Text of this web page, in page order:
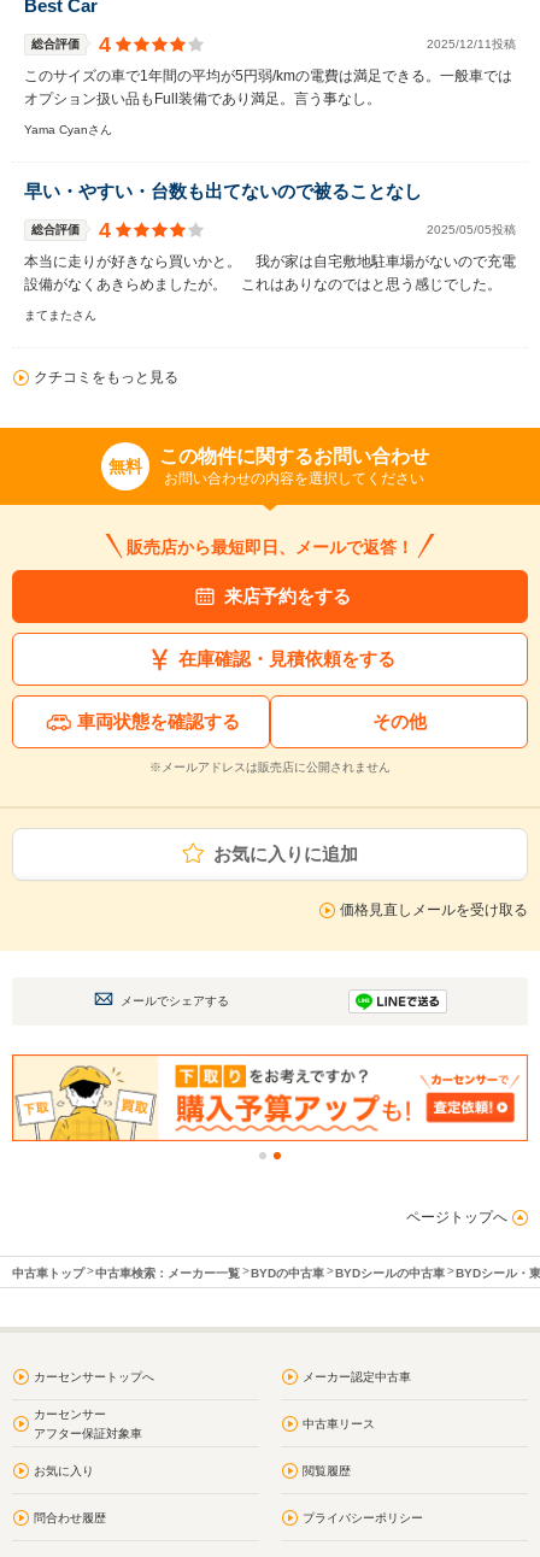
Best Car
総合評価 4 2025/12/11投稿
このサイズの車で1年間の平均が5円弱/kmの電費は満足できる。一般車では
オプション扱い品もFull装備であり満足。言う事なし。
Yama Cyanさん
早い・やすい・台数も出てないので被ることなし
総合評価 4 2025/05/05投稿
本当に走りが好きなら買いかと。 我が家は自宅敷地駐車場がないので充電
設備がなくあきらめましたが。 これはありなのではと思う感じでした。
まてまたさん
クチコミをもっと見る
無料 この物件に関するお問い合わせ
お問い合わせの内容を選択してください
販売店から最短即日、メールで返答！
来店予約をする
在庫確認・見積依頼をする
車両状態を確認する その他
※メールアドレスは販売店に公開されません
お気に入りに追加
価格見直しメールを受け取る
メールでシェアする
ページトップへ
中古車トップ 中古車検索：メーカー一覧 BYDの中古車 BYDシールの中古車 BYDシール・
カーセンサートップへ メーカー認定中古車
カーセンサー
アフター保証対象車
中古車リース
お気に入り 閲覧履歴
問合わせ履歴 プライバシーポリシー